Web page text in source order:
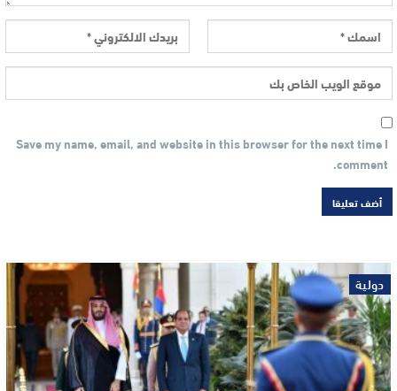
Save my name, email, and website in this browser for the next time I
comment.
دولية